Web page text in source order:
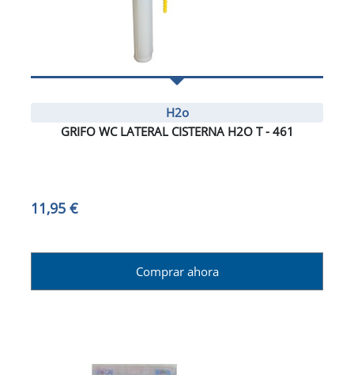
H2o
GRIFO WC LATERAL CISTERNA H2O T - 461
11,95 €
Comprar ahora